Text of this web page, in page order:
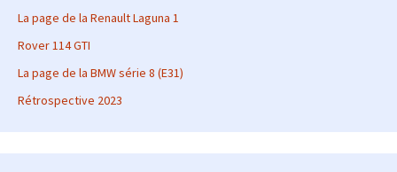
La page de la Renault Laguna 1
Rover 114 GTI
La page de la BMW série 8 (E31)
Rétrospective 2023